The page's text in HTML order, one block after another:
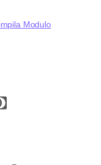
Modulo